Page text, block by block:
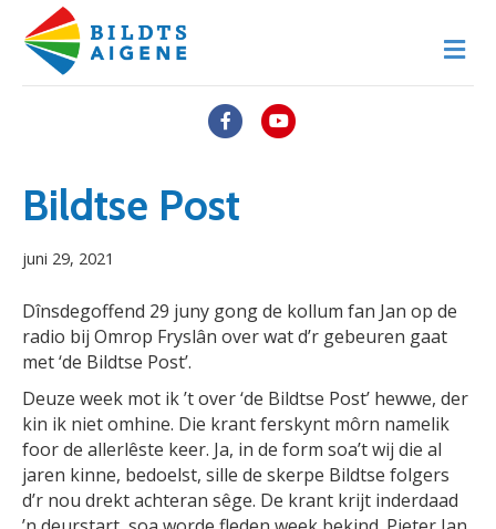
F
c
e
o
Y
e
M
e
n
Bildtse Post
juni 29, 2021
Dînsdegoffend 29 juny gong de kollum fan Jan op de
radio bij Omrop Fryslân over wat d’r gebeuren gaat
met ‘de Bildtse Post’.
Deuze week mot ik ’t over ‘de Bildtse Post’ hewwe, der
kin ik niet omhine. Die krant ferskynt môrn namelik
foor de allerlêste keer. Ja, in de form soa’t wij die al
jaren kinne, bedoelst, sille de skerpe Bildtse folgers
d’r nou drekt achteran sêge. De krant krijt inderdaad